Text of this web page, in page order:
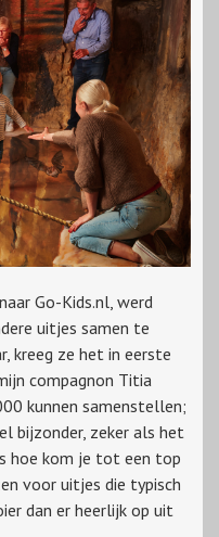
Go-Kids.nl, werd
uitjes samen te
kreeg ze het in eerste
compagnon Titia
kunnen samenstellen;
bijzonder, zeker als het
hoe kom je tot een top
voor uitjes die typisch
dan er heerlijk op uit